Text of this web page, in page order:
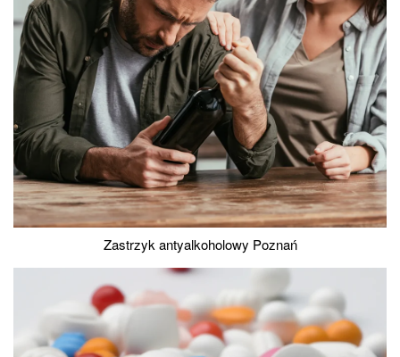
Zastrzyk antyalkoholowy Poznań